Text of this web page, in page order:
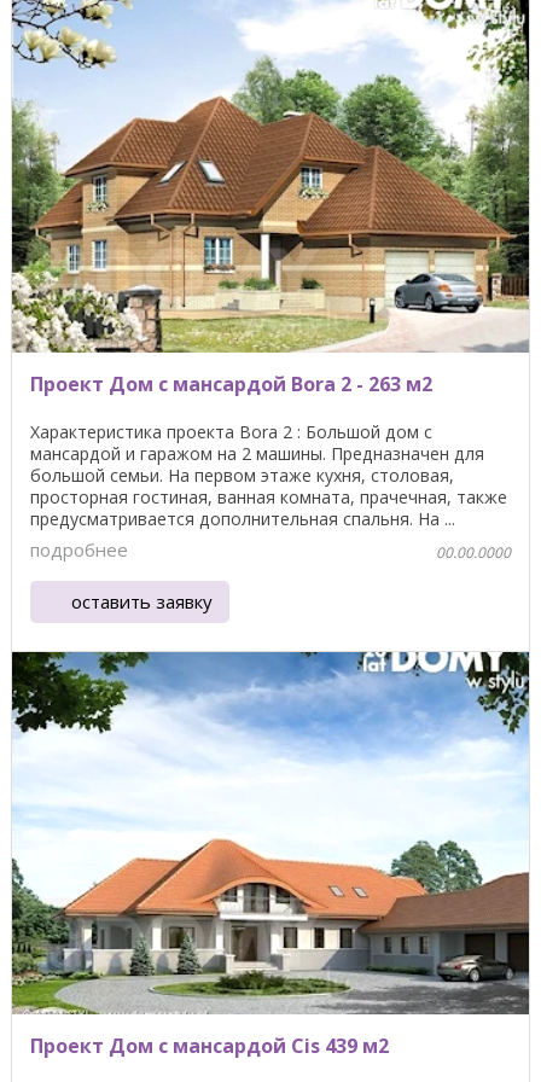
Проект Дом с мансардой Bora 2 - 263 м2
Характеристика проекта Bora 2 : Большой дом с
мансардой и гаражом на 2 машины. Предназначен для
большой семьи. На первом этаже кухня, столовая,
просторная гостиная, ванная комната, прачечная, также
предусматривается дополнительная спальня. На ...
подробнее 00.00.0000
оставить заявку
Проект Дом с мансардой Cis 439 м2